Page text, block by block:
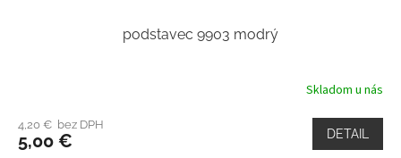
podstavec 9903 modrý
Skladom u nás
4,20 € bez DPH
5,00 € DETAIL